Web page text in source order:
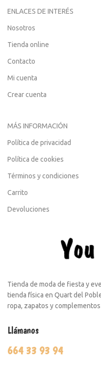
ENLACES DE INTERÉS
Nosotros
Tienda online
Contacto
Mi cuenta
Crear cuenta
MÁS INFORMACIÓN
Política de privacidad
Política de cookies
Términos y condiciones
Carrito
Devoluciones
Tienda de moda de fiesta y
tienda física en Quart del
ropa, zapatos y complementos
Llámanos
664 33 93 94